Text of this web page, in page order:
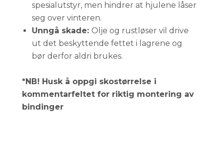
spesialutstyr, men hindrer at hjulene låser
seg over vinteren.
Unngå skade: Olje og rustløser vil drive
ut det beskyttende fettet i lagrene og
bør derfor aldri brukes.
*NB! Husk å oppgi skostørrelse i
kommentarfeltet for riktig montering av
bindinger